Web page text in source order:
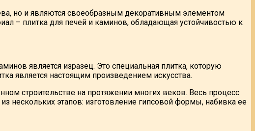
но и являются своеобразным декоративным элементом
– плитка для печей и каминов, обладающая устойчивостью к
является изразец. Это специальная плитка, которую
является настоящим произведением искусства.
строительстве на протяжении многих веков. Весь процесс
нескольких этапов: изготовление гипсовой формы, набивка ее